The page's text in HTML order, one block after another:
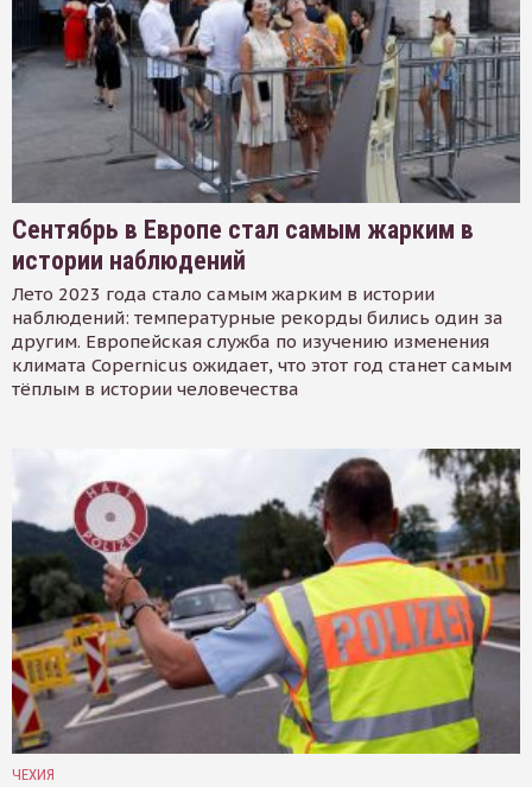
Сентябрь в Европе стал самым жарким в
истории наблюдений
Лето 2023 года стало самым жарким в истории
наблюдений: температурные рекорды бились один за
другим. Европейская служба по изучению изменения
климата Copernicus ожидает, что этот год станет самым
тёплым в истории человечества
ЧЕХИЯ